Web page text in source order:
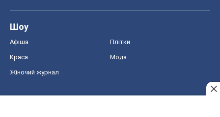
Шоу
Афіша Плітки
Краса Мода
Жіночий журнал